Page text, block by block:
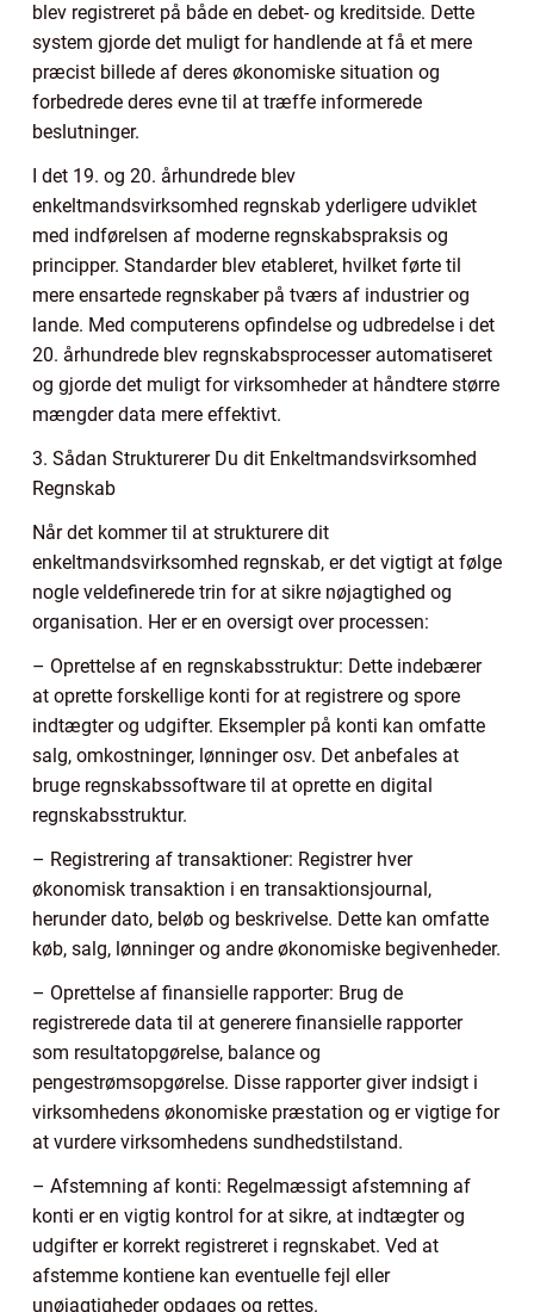
blev registreret på både en debet- og kreditside. Dette
system gjorde det muligt for handlende at få et mere
præcist billede af deres økonomiske situation og
forbedrede deres evne til at træffe informerede
beslutninger.
I det 19. og 20. århundrede blev
enkeltmandsvirksomhed regnskab yderligere udviklet
med indførelsen af moderne regnskabspraksis og
principper. Standarder blev etableret, hvilket førte til
mere ensartede regnskaber på tværs af industrier og
lande. Med computerens opfindelse og udbredelse i det
20. århundrede blev regnskabsprocesser automatiseret
og gjorde det muligt for virksomheder at håndtere større
mængder data mere effektivt.
3. Sådan Strukturerer Du dit Enkeltmandsvirksomhed
Regnskab
Når det kommer til at strukturere dit
enkeltmandsvirksomhed regnskab, er det vigtigt at følge
nogle veldefinerede trin for at sikre nøjagtighed og
organisation. Her er en oversigt over processen:
– Oprettelse af en regnskabsstruktur: Dette indebærer
at oprette forskellige konti for at registrere og spore
indtægter og udgifter. Eksempler på konti kan omfatte
salg, omkostninger, lønninger osv. Det anbefales at
bruge regnskabssoftware til at oprette en digital
regnskabsstruktur.
– Registrering af transaktioner: Registrer hver
økonomisk transaktion i en transaktionsjournal,
herunder dato, beløb og beskrivelse. Dette kan omfatte
køb, salg, lønninger og andre økonomiske begivenheder.
– Oprettelse af finansielle rapporter: Brug de
registrerede data til at generere finansielle rapporter
som resultatopgørelse, balance og
pengestrømsopgørelse. Disse rapporter giver indsigt i
virksomhedens økonomiske præstation og er vigtige for
at vurdere virksomhedens sundhedstilstand.
– Afstemning af konti: Regelmæssigt afstemning af
konti er en vigtig kontrol for at sikre, at indtægter og
udgifter er korrekt registreret i regnskabet. Ved at
afstemme kontiene kan eventuelle fejl eller
unøjagtigheder opdages og rettes.